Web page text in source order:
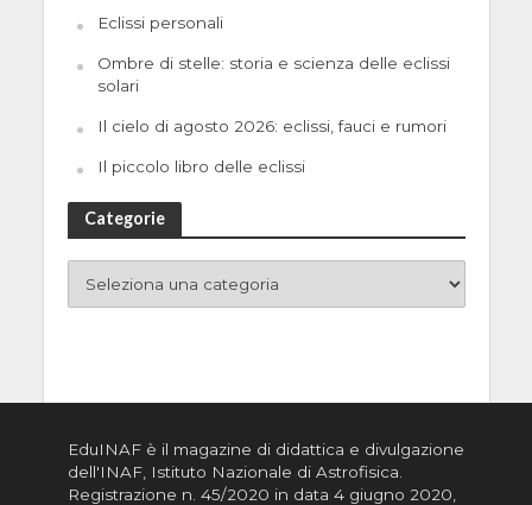
Eclissi personali
Ombre di stelle: storia e scienza delle eclissi
solari
Il cielo di agosto 2026: eclissi, fauci e rumori
Il piccolo libro delle eclissi
Categorie
EduINAF è il magazine di didattica e divulgazione
dell'INAF, Istituto Nazionale di Astrofisica
Registrazione n. 45/2020 in data 4 giugno 2020,